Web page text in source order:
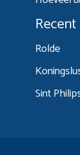
Rolde
Sint